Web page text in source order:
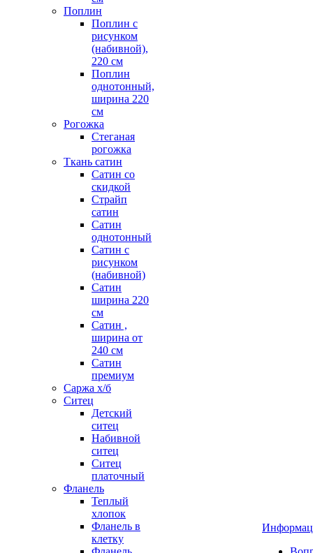
Поплин
Поплин с
рисунком
(набивной),
220 см
Поплин
однотонный,
ширина 220
см
Рогожка
Стеганая
рогожка
Ткань сатин
Сатин со
скидкой
Страйп
сатин
Сатин
однотонный
Сатин с
рисунком
(набивной)
Сатин
ширина 220
см
Сатин ,
ширина от
240 см
Сатин
премиум
Саржа х/б
Ситец
Детский
ситец
Набивной
ситец
Ситец
платочный
Фланель
Теплый
хлопок
Фланель в
клетку